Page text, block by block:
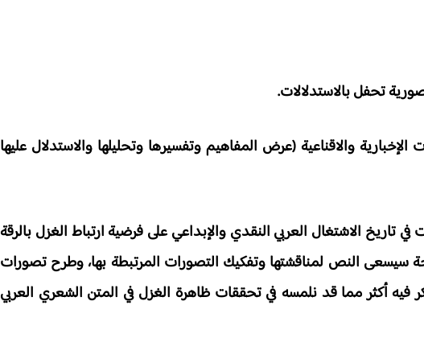
تحفل بالاستدلالات.
والاقناعية (عرض المفاهيم وتفسيرها وتحليلها والاستدلال عليها
الاشتغال العربي النقدي والإبداعي على فرضية ارتباط الغزل بالرقة
سيسعى النص لمناقشتها وتفكيك التصورات المرتبطة بها، وطرح تصورات
فيه أكثر مما قد نلمسه في تحققات ظاهرة الغزل في المتن الشعري العربي